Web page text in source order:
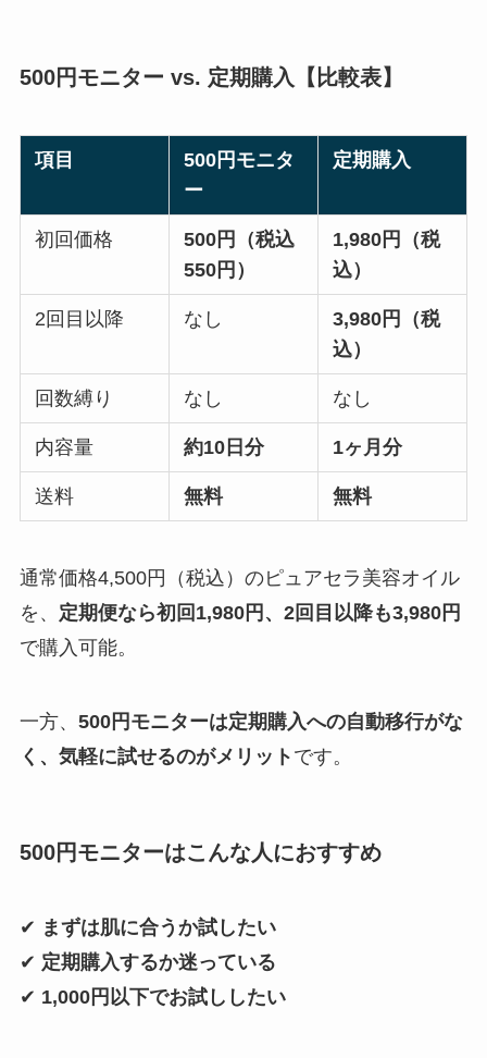
500円モニター vs. 定期購入【比較表】
項目
500円モニタ
ー
定期購入
初回価格
500円（税込
550円）
1,980円（税
込）
2回目以降 なし
3,980円（税
込）
回数縛り なし なし
内容量 約10日分 1ヶ月分
送料 無料 無料
通常価格4,500円（税込）のピュアセラ美容オイル
を、 定期便なら初回1,980円、2回目以降も3,980円
で購入可能。
一方、 500円モニターは定期購入への自動移行がな
く、気軽に試せるのがメリット です。
500円モニターはこんな人におすすめ
✔ まずは肌に合うか試したい
✔ 定期購入するか迷っている
✔ 1,000円以下でお試ししたい